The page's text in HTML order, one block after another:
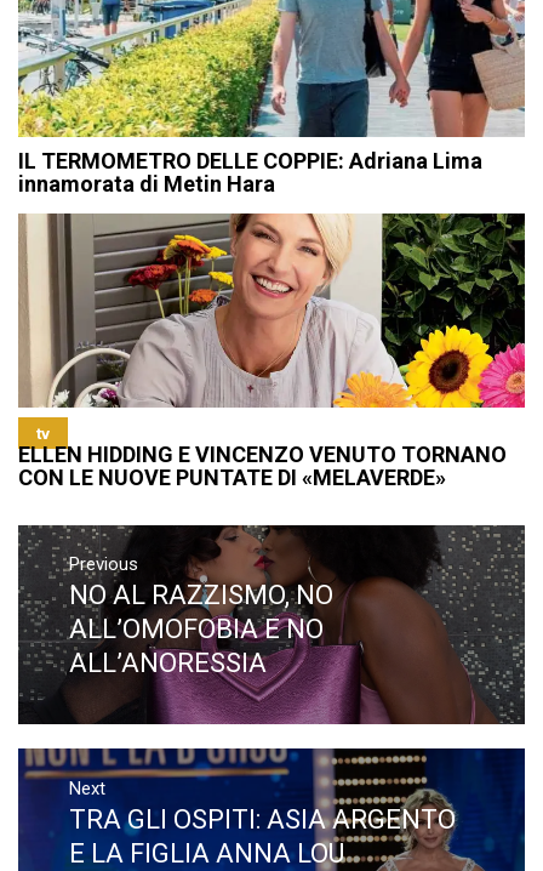
IL TERMOMETRO DELLE COPPIE: Adriana Lima
innamorata di Metin Hara
tv
ELLEN HIDDING E VINCENZO VENUTO TORNANO
CON LE NUOVE PUNTATE DI «MELAVERDE»
Navigazione
articoli
Previous
Previous
post:
NO AL RAZZISMO, NO
ALL’OMOFOBIA E NO
ALL’ANORESSIA
Next
Next
post:
TRA GLI OSPITI: ASIA ARGENTO
E LA FIGLIA ANNA LOU